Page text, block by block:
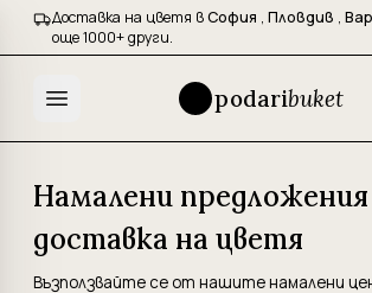
Доставка на цветя вСофия , Пловдив ,
още 1000+ други.
podaribuket
Намалени предложения
доставка на цветя
Възползвайте се от нашите намалени